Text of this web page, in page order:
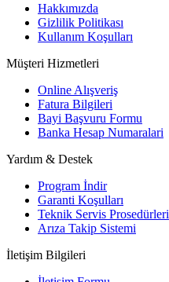
Hakkımızda
Gizlilik Politikası
Kullanım Koşulları
Müşteri Hizmetleri
Online Alışveriş
Fatura Bilgileri
Bayi Başvuru Formu
Banka Hesap Numaralari
Yardım & Destek
Program İndir
Garanti Koşulları
Teknik Servis Prosedürleri
Arıza Takip Sistemi
İletişim Bilgileri